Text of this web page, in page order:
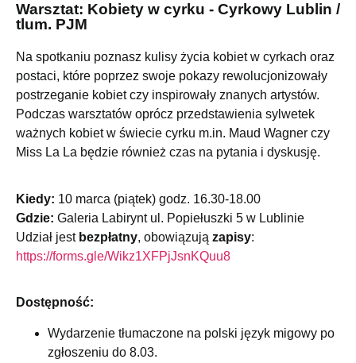
Warsztat: Kobiety w cyrku - Cyrkowy Lublin /
tlum. PJM
Na spotkaniu poznasz kulisy życia kobiet w cyrkach oraz
postaci, które poprzez swoje pokazy rewolucjonizowały
postrzeganie kobiet czy inspirowały znanych artystów.
Podczas warsztatów oprócz przedstawienia sylwetek
ważnych kobiet w świecie cyrku m.in. Maud Wagner czy
Miss La La będzie również czas na pytania i dyskusję.
Kiedy: 10 marca (piątek) godz. 16.30-18.00
Gdzie: Galeria Labirynt ul. Popiełuszki 5 w Lublinie
Udział jest bezpłatny, obowiązują zapisy:
https://forms.gle/Wikz1XFPjJsnKQuu8
Dostępność:
Wydarzenie tłumaczone na polski język migowy po
zgłoszeniu do 8.03.